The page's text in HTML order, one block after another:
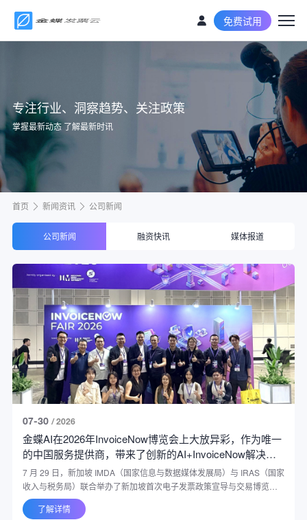
免费试用
专注行业、洞察趋势、关注政策
掌握最新动态 了解最新时讯
首页 新闻资讯 公司新闻
公司新闻 融资快讯 媒体报道
07-30 / 2026
金蝶AI在2026年InvoiceNow博览会上大放异彩，作为唯一
的中国服务提供商，带来了创新的AI+InvoiceNow解决方
案 Kingdee AI Shines in InvoiceNow Fair 2026, Bringing
Innovative AI + InvoiceNow Solutions as the Only Chinese
Service Provider
7 月 29 日，新加坡 IMDA（国家信息与数据媒体发展局）与 IRAS（国家
收入与税务局）联合举办了新加坡首次电子发票政策宣导与交易博览
会，吸引了超过 90 家通过政府认证的专业服务厂商参展，并汇聚了超过
6,000 名企业代表及行业人士参与。Kingdee 作为来自中国的唯一参展
了解详情